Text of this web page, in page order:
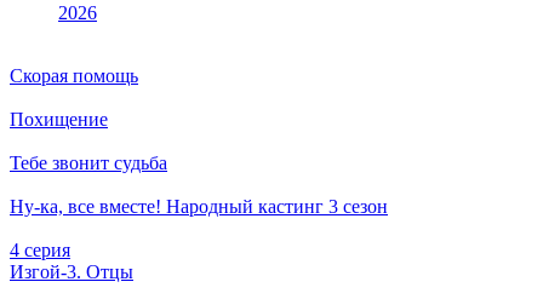
2026
Скорая помощь
Похищение
Тебе звонит судьба
Ну-ка, все вместе! Народный кастинг 3 сезон
4 серия
Изгой-3. Отцы